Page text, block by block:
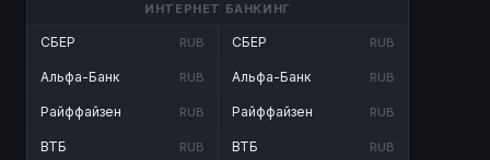
ИНТЕРНЕТ БАНКИНГ
СБЕР RUB
Альфа-Банк RUB
Райффайзен RUB
ВТБ RUB
СБЕР RUB
Альфа-Банк RUB
Райффайзен RUB
ВТБ RUB